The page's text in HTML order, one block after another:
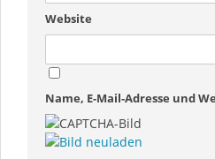
Website
Name, E-Mail-Adresse und